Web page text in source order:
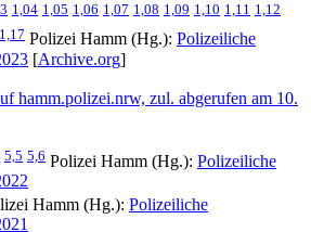
1,04 1,05 1,06 1,07 1,08 1,09 1,10 1,11 1,12
1,17 Polizei Hamm (Hg.): Polizeiliche
[Archive.org]
hamm.polizei.nrw, zul. abgerufen am 10.
5,5 5,6 Polizei Hamm (Hg.): Polizeiliche
Hamm (Hg.): Polizeiliche